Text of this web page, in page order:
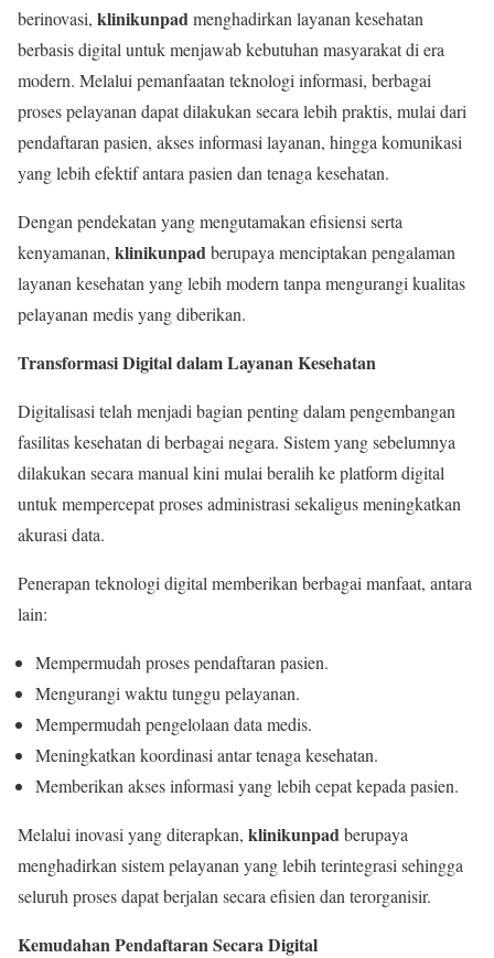
berinovasi, klinikunpadmenghadirkan layanan kesehatan
berbasis digital untuk menjawab kebutuhan masyarakat di era
modern. Melalui pemanfaatan teknologi informasi, berbagai
proses pelayanan dapat dilakukan secara lebih praktis, mulai dari
pendaftaran pasien, akses informasi layanan, hingga komunikasi
yang lebih efektif antara pasien dan tenaga kesehatan.
Dengan pendekatan yang mengutamakan efisiensi serta
kenyamanan, klinikunpadberupaya menciptakan pengalaman
layanan kesehatan yang lebih modern tanpa mengurangi kualitas
pelayanan medis yang diberikan.
Transformasi Digital dalam Layanan Kesehatan
Digitalisasi telah menjadi bagian penting dalam pengembangan
fasilitas kesehatan di berbagai negara. Sistem yang sebelumnya
dilakukan secara manual kini mulai beralih ke platform digital
untuk mempercepat proses administrasi sekaligus meningkatkan
akurasi data.
Penerapan teknologi digital memberikan berbagai manfaat, antara
lain:
Mempermudah proses pendaftaran pasien.
Mengurangi waktu tunggu pelayanan.
Mempermudah pengelolaan data medis.
Meningkatkan koordinasi antar tenaga kesehatan.
Memberikan akses informasi yang lebih cepat kepada pasien.
Melalui inovasi yang diterapkan, klinikunpadberupaya
menghadirkan sistem pelayanan yang lebih terintegrasi sehingga
seluruh proses dapat berjalan secara efisien dan terorganisir.
Kemudahan Pendaftaran Secara Digital